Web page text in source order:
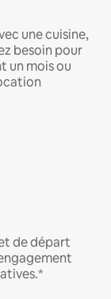
une cuisine,
besoin pour
un mois ou
de départ